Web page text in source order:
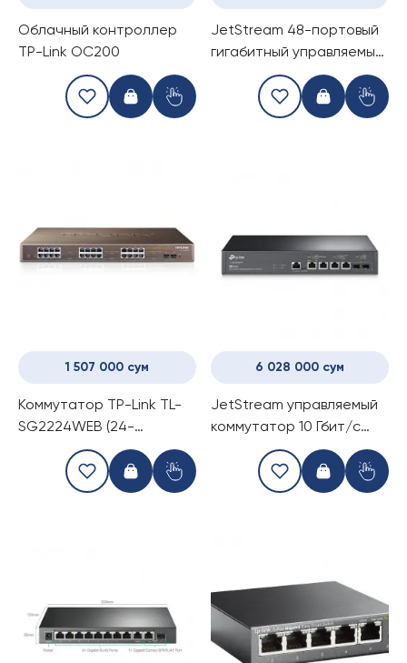
Облачный контроллер
TP-Link OC200
JetStream 48-портовый
гигабитный управляемый
коммутатор уровня 2+ с
четырьмя слотами SFP+
10 Гбит/с TP-Link TL-
1 507 000 сум
Коммутатор TP-Link TL-
SG2224WEB (24-
портовый switch)
6 028 000 сум
JetStream управляемый
коммутатор 10 Гбит/с
уровня 2+ с четырьмя
портами PoE TP-Link TL-
SX3206HPP